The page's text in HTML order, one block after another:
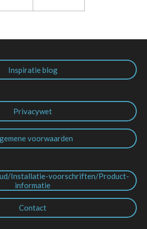
Inspiratie blog
Privacywet
voorwaarden
Installatie-voorschriften/Product-
informatie
Contact